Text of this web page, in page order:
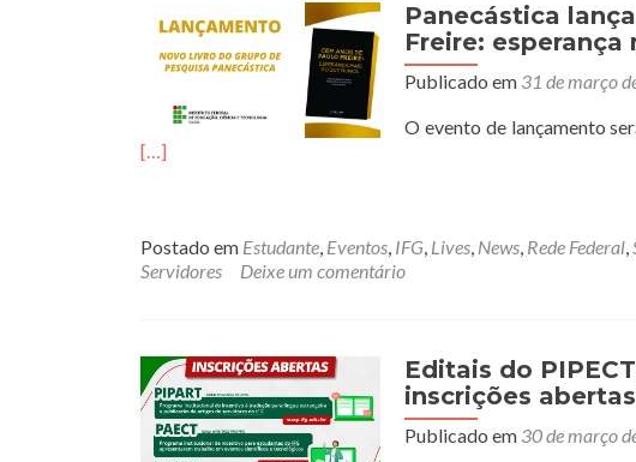
Panecástica
Freire: esperança
Publicado em 31 de março
O evento de lançamento
[…]
Postado em Estudante, Eventos, IFG, Lives, News, Rede Federal,
Servidores
Deixe um comentário
Editais do
inscrições abertas
Publicado em 30 de março
Navegação
por
posts